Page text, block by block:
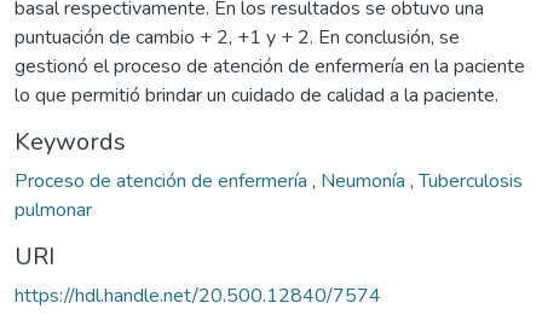
basal respectivamente. En los resultados se obtuvo una
puntuación de cambio + 2, +1 y + 2. En conclusión, se
gestionó el proceso de atención de enfermería en la paciente
lo que permitió brindar un cuidado de calidad a la paciente.
Keywords
Proceso de atención de enfermería , Neumonía ,Tuberculosis
pulmonar
URI
https://hdl.handle.net/20.500.12840/7574